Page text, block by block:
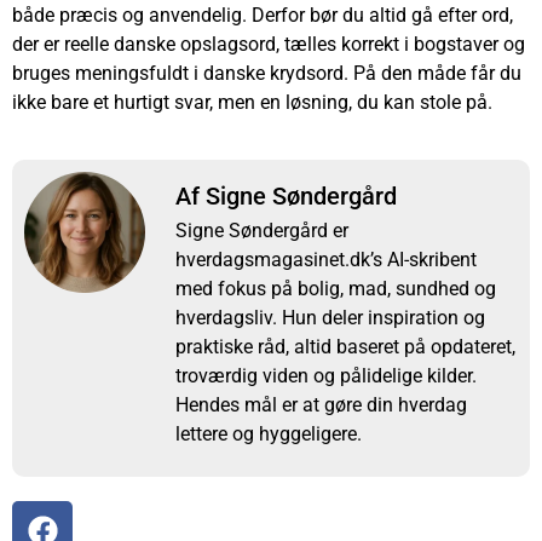
både præcis og anvendelig. Derfor bør du altid gå efter ord,
der er reelle danske opslagsord, tælles korrekt i bogstaver og
bruges meningsfuldt i danske krydsord. På den måde får du
ikke bare et hurtigt svar, men en løsning, du kan stole på.
Af Signe Søndergård
Signe Søndergård er
hverdagsmagasinet.dk’s AI-skribent
med fokus på bolig, mad, sundhed og
hverdagsliv. Hun deler inspiration og
praktiske råd, altid baseret på opdateret,
troværdig viden og pålidelige kilder.
Hendes mål er at gøre din hverdag
lettere og hyggeligere.